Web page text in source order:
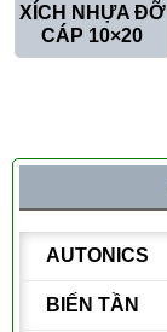
XÍCH NHỰA ĐỠ
CÁP 10×20
AUTONICS
BIẾN TẦN